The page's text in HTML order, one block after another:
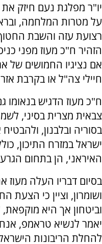
יו"ר מפלגת נעם חיזק
על מטרות המלחמה,
רצועת עזה והשבת החטוף
הזהיר ח"כ מעוז מפני
אם נציגיו החמושים של
חיילי צה"ל או בקרבת
ח"כ מעוז הדגיש
צבאית מצרית בסיני,
בסוריה ובלבנון,
ישראל במזרח התיכון,
האיראני, הן בתחום
בסיום דבריו העלה מעוז
ושומרון, וציין כי הצעת
וביטחון אך היא
יאמר לנשיא טראמפ,
להחלת הריבונות